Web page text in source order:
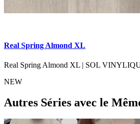
Real Spring Almond XL
Real Spring Almond XL | SOL
NEW
Autres Séries avec le